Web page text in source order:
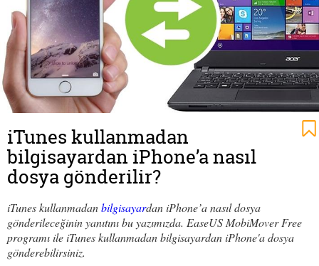
iTunes kullanmadan
bilgisayardan iPhone’a nasıl
dosya gönderilir?
iTunes kullanmadanbilgisayardan iPhone’a nasıl dosya
gönderileceğinin yanıtını bu yazımızda. EaseUS MobiMover Free
programı ile iTunes kullanmadan bilgisayardan iPhone'a dosya
gönderebilirsiniz.